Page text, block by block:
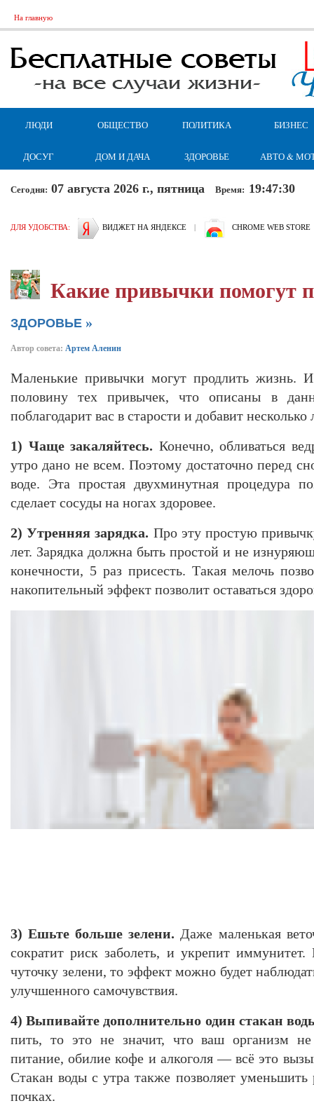
На главную
ЛЮДИ ОБЩЕСТВО ПОЛИТИКА БИЗНЕС
ДОСУГ ДОМ И ДАЧА ЗДОРОВЬЕ АВТО &
Сегодня: 07 августа 2026 г., пятница Время: 19:47:31
ДЛЯ УДОБСТВА: ВИДЖЕТ НА ЯНДЕКСЕ | CHROME WEB STORE
Какие привычки помогут
ЗДОРОВЬЕ »
Автор совета: Артем Аленин
Маленькие привычки могут продлить жизнь.
половину тех привычек, что описаны в
поблагодарит вас в старости и добавит
1) Чаще закаляйтесь. Конечно, обливаться
утро дано не всем. Поэтому достаточно перед
воде. Эта простая двухминутная процедура
сделает сосуды на ногах здоровее.
2) Утренняя зарядка. Про эту простую
лет. Зарядка должна быть простой и не
конечности, 5 раз присесть. Такая мелочь
накопительный эффект позволит оставаться
3) Ешьте больше зелени. Даже маленькая
сократит риск заболеть, и укрепит
чуточку зелени, то эффект можно будет
улучшенного самочувствия.
4) Выпивайте дополнительно один стакан
пить, то это не значит, что ваш организм не
питание, обилие кофе и алкоголя — всё это
Стакан воды с утра также позволяет уменьшить
почках.